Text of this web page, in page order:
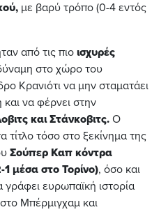
με βαρύ τρόπο (0-4 εντός
από τις πιο ισχυρές
στο χώρο του
Κρανιότι να μην σταματάει
και να φέρνει στην
και Στάνκοβιτς. Ο
τίτλο τόσο στο ξεκίνημα της
Σούπερ Καπ κόντρα
1 μέσα στο Τορίνο), όσο και
ευρωπαϊκή ιστορία
στο Μπέρμιγχαμ και